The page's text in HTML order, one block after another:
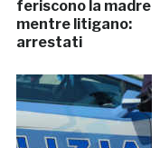
feriscono la madre
mentre litigano:
arrestati